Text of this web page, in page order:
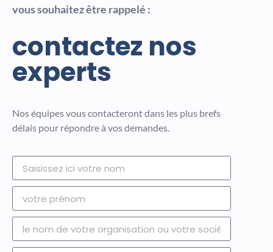
vous souhaitez être rappelé :
contactez nos
experts
Nos équipes vous contacteront dans les plus brefs
délais pour répondre à vos demandes.